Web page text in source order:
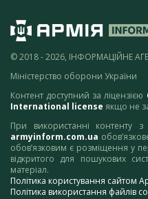
© 2018 - 2026, ІНФОРМАЦІЙНЕ
Міністерство оборони України
Контент доступний за ліцензією
International license якщо не
При використанні контенту
armyinform.com.ua
обов’язковим є розміщення у
відкритого для пошукових
матеріал.
Політика користування сайтом
Політика використання файлів